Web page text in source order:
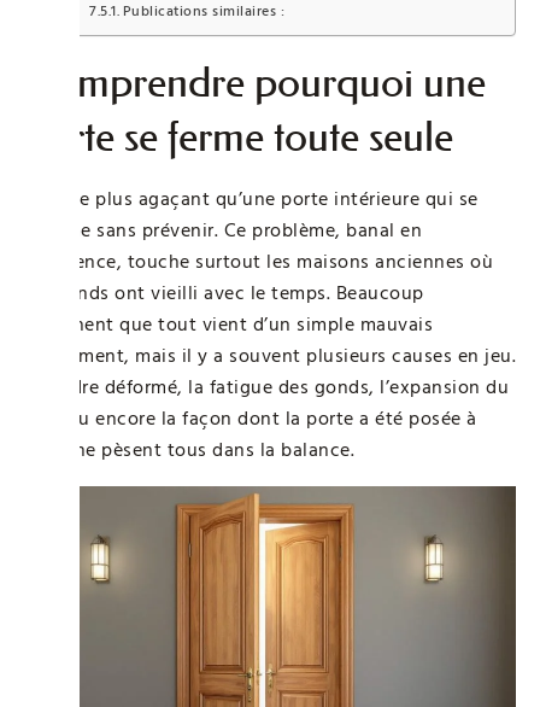
Publications similaires :
Comprendre pourquoi une
porte se ferme toute seule
Rien de plus agaçant qu’une porte intérieure qui se
referme sans prévenir. Ce problème, banal en
apparence, touche surtout les maisons anciennes où
les gonds ont vieilli avec le temps. Beaucoup
imaginent que tout vient d’un simple mauvais
alignement, mais il y a souvent plusieurs causes en jeu.
Le cadre déformé, la fatigue des gonds, l’expansion du
bois ou encore la façon dont la porte a été posée à
l’origine pèsent tous dans la balance.